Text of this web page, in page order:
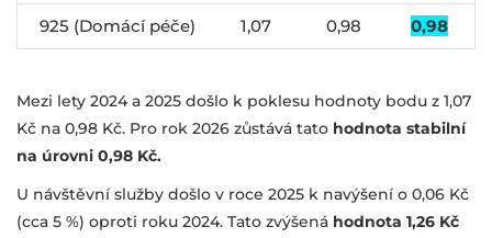
925 (Domácí péče) 1,07 0,98 0,98
Mezi lety 2024 a 2025 došlo k poklesu hodnoty bodu z 1,07
Kč na 0,98 Kč. Pro rok 2026 zůstává tato hodnota stabilní
na úrovni 0,98 Kč.
U návštěvní služby došlo v roce 2025 k navýšení o 0,06 Kč
(cca 5 %) oproti roku 2024. Tato zvýšená hodnota 1,26 Kč